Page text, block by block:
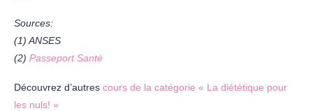
Sources:
(1) ANSES
(2) Passeport Santé
Découvrez d’autres cours de la catégorie « La diététique pour
les nuls! »